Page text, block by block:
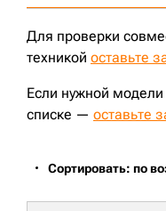
Для проверки
техникой оставьте
Если нужной модели
списке — оставьте
Сортировать: по